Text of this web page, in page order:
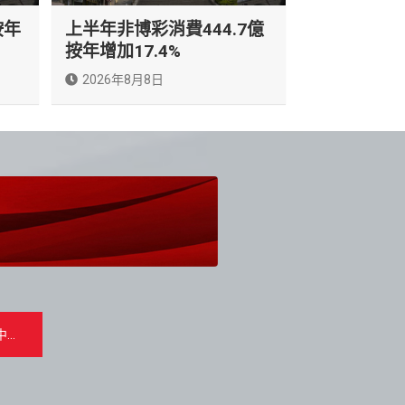
上半年非博彩消費444.7億
按年增加17.4%
2026年8月8日